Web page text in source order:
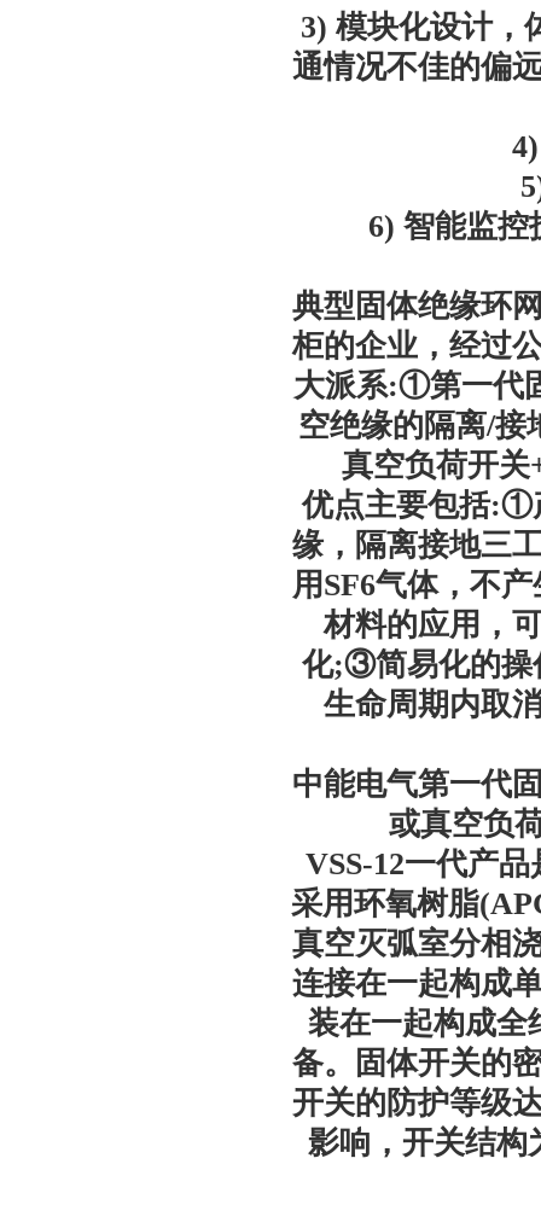
3) 模块化设计
通情况不佳的偏
6) 智能监
典型固体绝缘环
柜的企业，经过
大派系:①第一代
空绝缘的隔离/
真空负荷开关
优点主要包括:①
缘，隔离接地三
用SF6气体，不
材料的应用，
化;③简易化的操
生命周期内取
中能电气第一代
或真空负
VSS-12一代产
采用环氧树脂
真空灭弧室分相
连接在一起构成
装在一起构成全
备。固体开关的
开关的防护等级
影响，开关结构